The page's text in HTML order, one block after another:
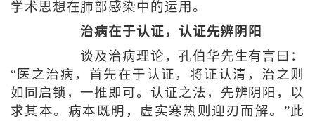
学术思想在肺部感染中的运用。
治病在于认证，认证先辨阴阳
谈及治病理论，孔伯华先生有言曰：
“医之治病，首先在于认证，将证认清，治之则
如同启锁，一推即可。认证之法，先辨阴阳，以
求其本。病本既明，虚实寒热则迎刃而解。”此